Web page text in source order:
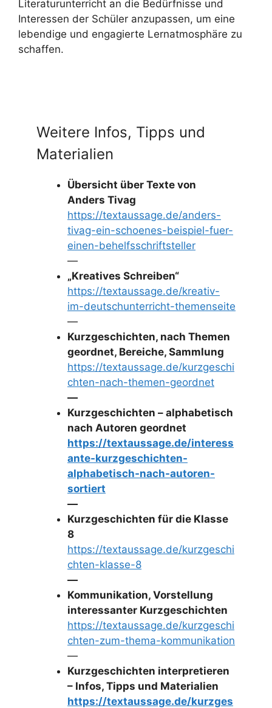
Literaturunterricht an die Bedürfnisse und
Interessen der Schüler anzupassen, um eine
lebendige und engagierte Lernatmosphäre zu
schaffen.
Weitere Infos, Tipps und
Materialien
Übersicht über Texte von
Anders Tivag
https://textaussage.de/anders-
tivag-ein-schoenes-beispiel-fuer-
einen-behelfsschriftsteller
—
„Kreatives Schreiben“
https://textaussage.de/kreativ-
im-deutschunterricht-themenseite
—
Kurzgeschichten, nach Themen
geordnet, Bereiche, Sammlung
https://textaussage.de/kurzgeschi
chten-nach-themen-geordnet
—
Kurzgeschichten – alphabetisch
nach Autoren geordnet
https://textaussage.de/interess
ante-kurzgeschichten-
alphabetisch-nach-autoren-
sortiert
—
Kurzgeschichten für die Klasse
8
https://textaussage.de/kurzgeschi
chten-klasse-8
—
Kommunikation, Vorstellung
interessanter Kurzgeschichten
https://textaussage.de/kurzgeschi
chten-zum-thema-kommunikation
—
Kurzgeschichten interpretieren
– Infos, Tipps und Materialien
https://textaussage.de/kurzges